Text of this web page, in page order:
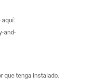
aquí:
and-
que tenga instalado.